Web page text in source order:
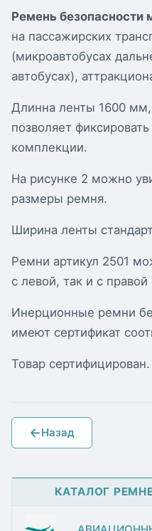
КАТАЛОГ
Ремень безопасности
на пассажирских
(микроавтобусах
автобусах),
Длинна ленты 1600
позволяет
комплекции.
На рисунке 2 можно
размеры ремня.
Ширина ленты
Ремни артикул 2501
с левой, так и с
Инерционные ремни
имеют сертификат
Товар сертифицирован.
←Назад